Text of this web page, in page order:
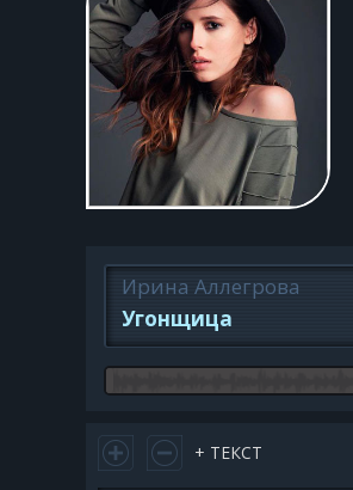
Ирина Аллегрова
Угонщица
+ ТЕКСТ